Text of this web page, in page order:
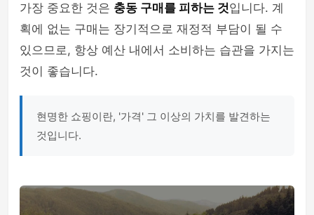
가장 중요한 것은 충동 구매를 피하는 것입니다. 계
획에 없는 구매는 장기적으로 재정적 부담이 될 수
있으므로, 항상 예산 내에서 소비하는 습관을 가지는
것이 좋습니다.
현명한 쇼핑이란, '가격' 그 이상의 가치를 발견하는
것입니다.